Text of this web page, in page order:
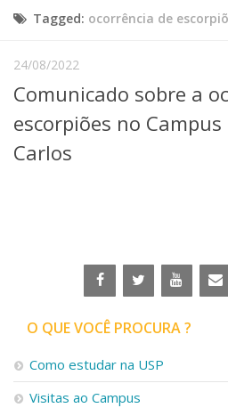
Escola, Institutos e Órgãos
Núcleos e Comissões
Telefones e Mapas
Pessoas
Graduação
Linhas de Pesquisa
Centros, Núcleos e Projetos em
Iniciação Científica
Empresas Juniores
Extensão à Comunidade
Tagged: ocorrência de
24/08/2022
Comunicado sobre a
escorpiões no Campus
Carlos
O QUE VOCÊ PROCURA ?
Como estudar na USP
Visitas ao Campus